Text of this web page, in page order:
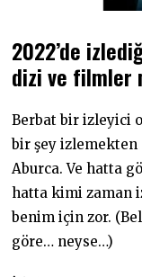
2022’de
dizi ve filmler
Berbat bir izleyici
bir şey izlemekten
Aburca. Ve hatta
hatta kimi zaman
benim için zor.
göre… neyse…)